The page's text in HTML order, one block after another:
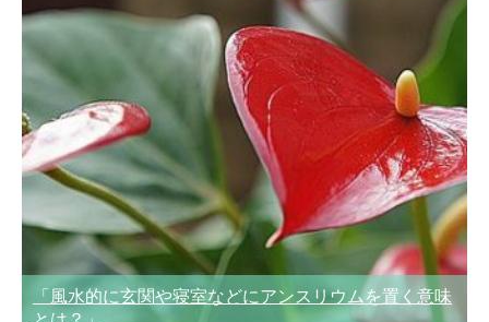
「風水的に玄関や寝室などにアンスリウムを置く意味